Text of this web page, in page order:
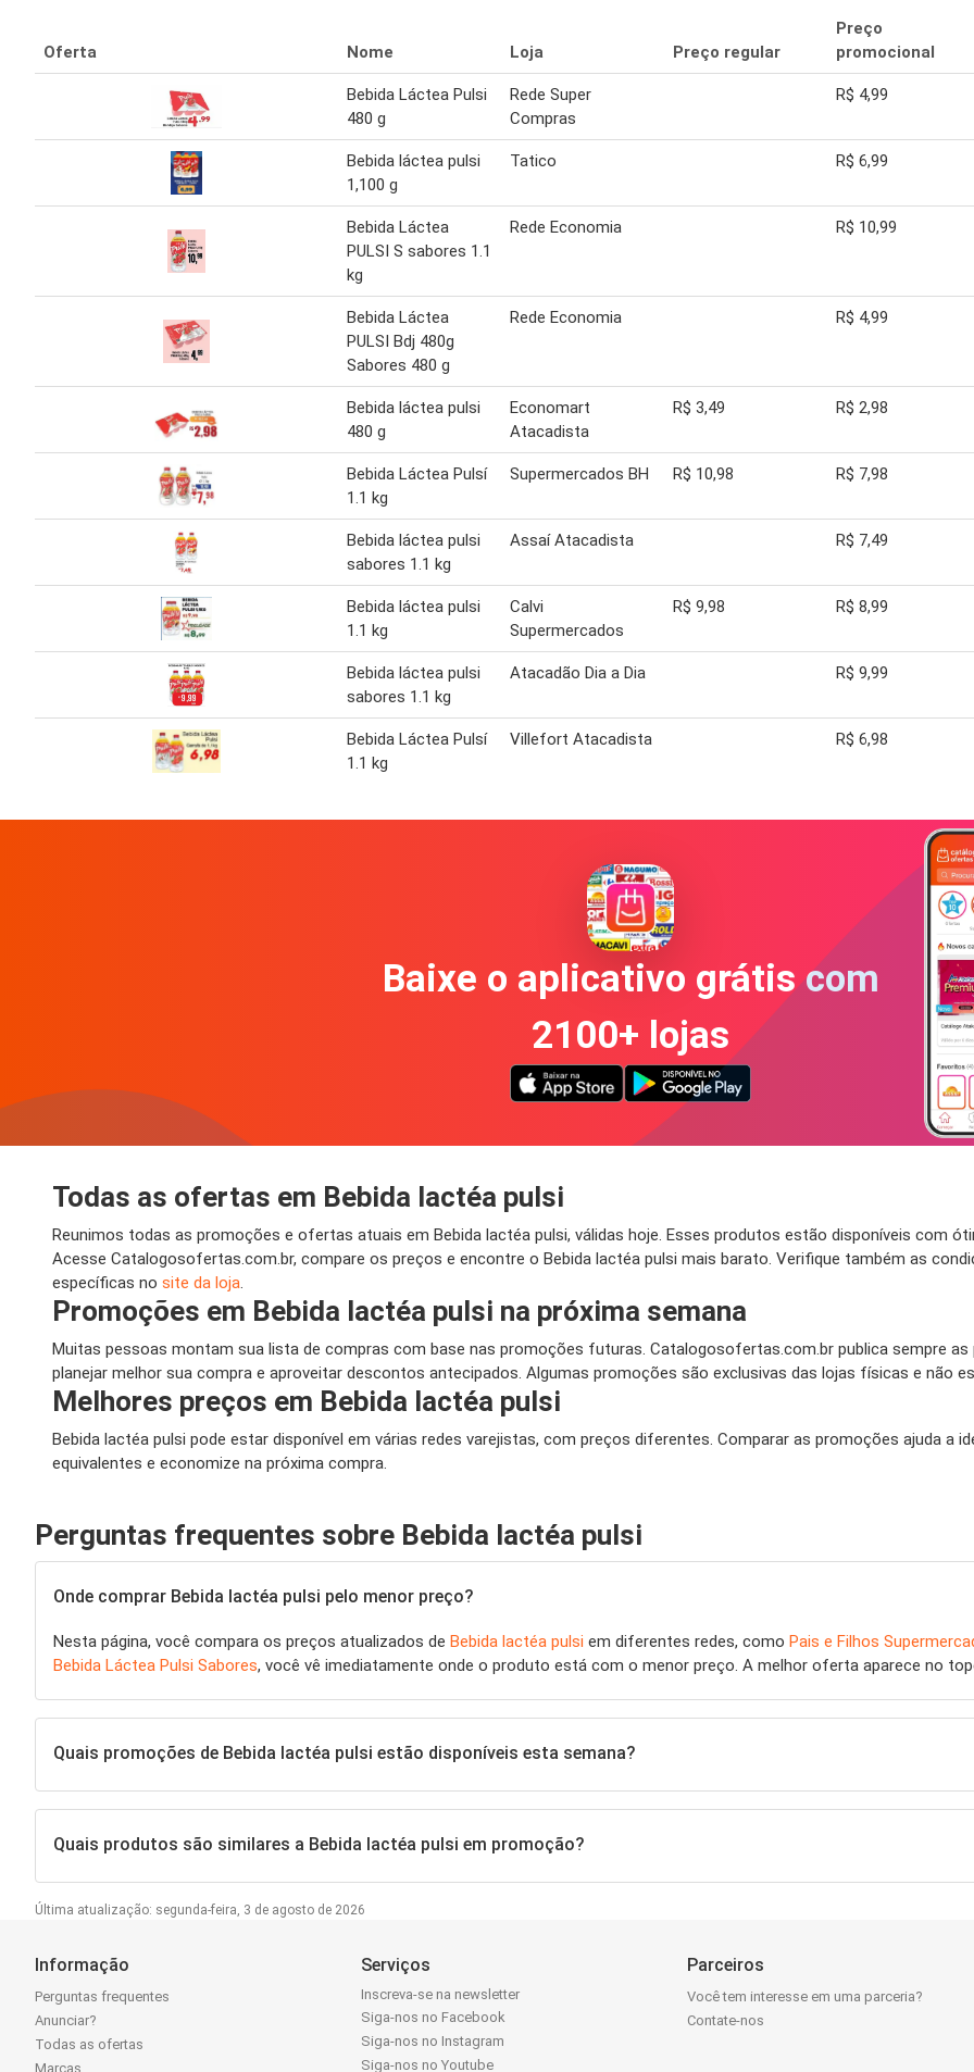
Oferta Nome Loja Preço regular
Preço
promocional
Bebida Láctea Pulsi
480 g
Rede Super
Compras
R$ 4,99
Bebida láctea pulsi
1,100 g
Tatico R$ 6,99
Bebida Láctea
PULSI S sabores 1.1
kg
Rede Economia R$ 10,99
Bebida Láctea
PULSI Bdj 480g
Sabores 480 g
Rede Economia R$ 4,99
Bebida láctea pulsi
480 g
Economart
Atacadista
R$ 3,49 R$ 2,98
Bebida Láctea Pulsí
1.1 kg
Supermercados BH R$ 10,98 R$ 7,98
Bebida láctea pulsi
sabores 1.1 kg
Assaí Atacadista R$ 7,49
Bebida láctea pulsi
1.1 kg
Calvi
Supermercados
R$ 9,98 R$ 8,99
Bebida láctea pulsi
sabores 1.1 kg
Atacadão Dia a Dia R$ 9,99
Bebida Láctea Pulsí
1.1 kg
Villefort Atacadista R$ 6,98
Baixe o aplicativo grátis com
2100+ lojas
Todas as ofertas em Bebida lactéa pulsi
Reunimos todas as promoções e ofertas atuais em Bebida lactéa pulsi, válidas hoje. Esses produtos estão disponíveis com
Acesse Catalogosofertas.com.br, compare os preços e encontre o Bebida lactéa pulsi mais barato. Verifique também as
específicas no site da loja.
Promoções em Bebida lactéa pulsi na próxima semana
Muitas pessoas montam sua lista de compras com base nas promoções futuras. Catalogosofertas.com.br publica sempre
planejar melhor sua compra e aproveitar descontos antecipados. Algumas promoções são exclusivas das lojas físicas e não
Melhores preços em Bebida lactéa pulsi
Bebida lactéa pulsi pode estar disponível em várias redes varejistas, com preços diferentes. Comparar as promoções ajuda a
equivalentes e economize na próxima compra.
Perguntas frequentes sobre Bebida lactéa pulsi
Onde comprar Bebida lactéa pulsi pelo menor preço?
Nesta página, você compara os preços atualizados de Bebida lactéa pulsi em diferentes redes, como Pais e Filhos
Bebida Láctea Pulsi Sabores, você vê imediatamente onde o produto está com o menor preço. A melhor oferta aparece no
Quais promoções de Bebida lactéa pulsi estão disponíveis esta semana?
Quais produtos são similares a Bebida lactéa pulsi em promoção?
Última atualização: segunda-feira, 3 de agosto de 2026
Informação
Perguntas frequentes
Anunciar?
Todas as ofertas
Marcas
Serviços
Inscreva-se na newsletter
Siga-nos no Facebook
Siga-nos no Instagram
Siga-nos no Youtube
Parceiros
Você tem interesse em uma parceria?
Contate-nos